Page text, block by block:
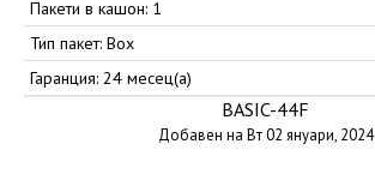
Пакети в кашон: 1
Тип пакет: Box
Гаранция: 24 месец(а)
BASIC-44F
Добавен на Вт 02 януари, 2024